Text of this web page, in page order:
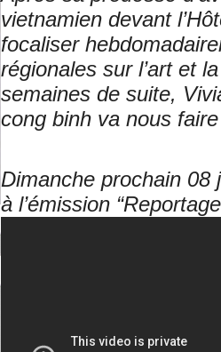
vietnamien devant
focaliser
régionales sur l’art et
semaines de suite,
cong binh va nous
Dimanche prochain 08
à l’émission